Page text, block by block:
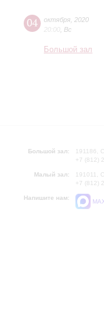
04 октября 2020
20:00 Вс
Большой зал
Большой зал:
191186,
+7 (812)
Малый зал:
191011,
+7 (812)
Напишите нам: